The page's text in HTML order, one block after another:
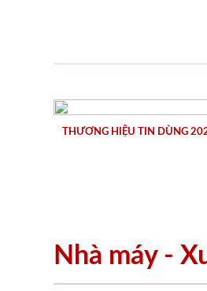
THƯƠNG HIỆU TIN DÙNG
Nhà máy -